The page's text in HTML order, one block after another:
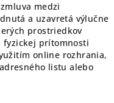
medzi
a uzavretá výlučne
prostriedkov
fyzickej prítomnosti
online rozhrania,
listu alebo